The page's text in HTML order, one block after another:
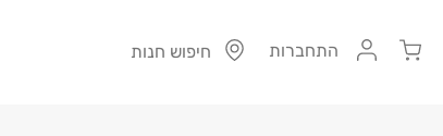
Cart התחברות חיפוש חנות